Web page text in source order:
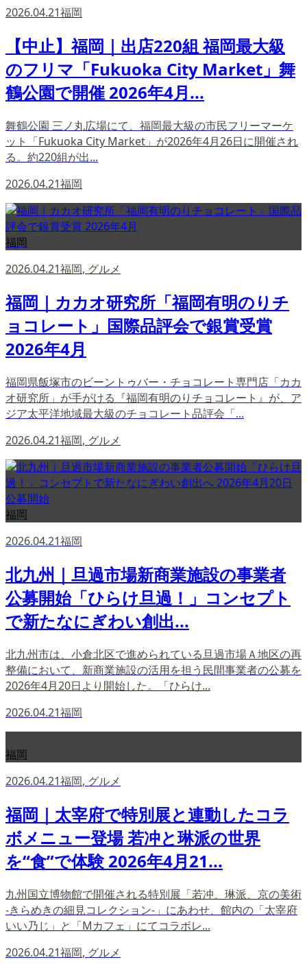
2026.04.21福岡
【中止】福岡｜出店220組 福岡最大級
のフリマ「Fukuoka City Market」舞
鶴公園で開催 2026年4月...
舞鶴公園 三ノ丸広場にて、福岡最大級の市民フリーマーケ
ット「Fukuoka City Market」が2026年4月26日に開催され
る。約220組が出...
2026.04.21福岡
福岡
2026.04.21福岡, グルメ
福岡｜カカオ研究所「福岡有明のりチ
ョコレート」国際品評会で銀賞受賞
2026年4月
福岡県飯塚市のビーントゥバー・チョコレート専門店「カカ
オ研究所」が手がける『福岡有明のりチョコレート』が、ア
ジア太平洋地域最大級のチョコレート品評会「...
2026.04.21福岡, グルメ
福岡
2026.04.21福岡
北九州｜旦過市場新商業施設の事業者
公募開始「ひらけ旦過！」コンセプト
で新たなにぎわい創出...
北九州市は、小倉北区で進められている旦過市場Ａ地区の再
整備において、新商業施設の活用を担う民間事業者の公募を
2026年4月20日より開始した。「ひらけ...
2026.04.21福岡
福岡
2026.04.21福岡, グルメ
福岡｜太宰府で特別展と連動したコラ
ボメニュー登場 若冲と琳派の世界
を“食”で体験 2026年4月21...
九州国立博物館で開催される特別展「若冲、琳派、京の美術
-きらめきの細見コレクション-」にあわせ、館内の「太宰府
いい乃じ」と「Mカフェ」にてコラボレ...
2026.04.21福岡, グルメ